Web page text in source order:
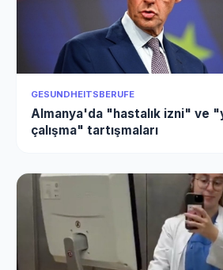
GESUNDHEITSBERUFE
Almanya'da "hastalık izni" ve
çalışma" tartışmaları